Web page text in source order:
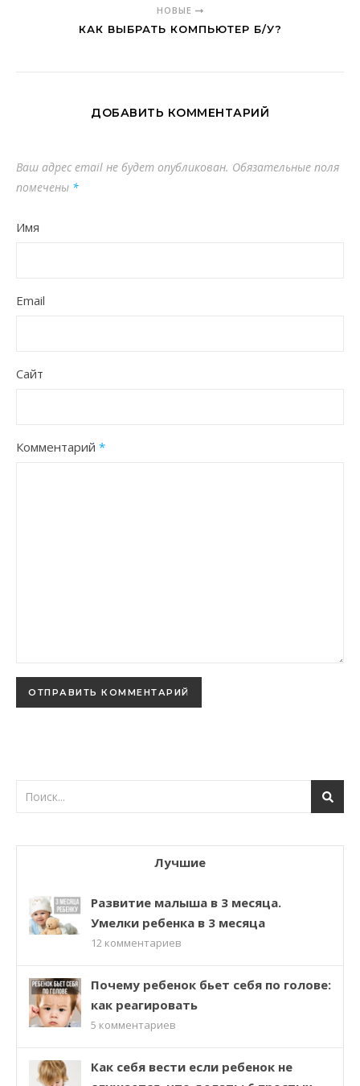
НОВЫЕ
КАК ВЫБРАТЬ КОМПЬЮТЕР Б/У?
ДОБАВИТЬ КОММЕНТАРИЙ
Ваш адрес email не будет опубликован. Обязательные поля
помечены *
Имя
Email
Сайт
Комментарий *
Лучшие
Развитие малыша в 3 месяца.
Умелки ребенка в 3 месяца
12 комментариев
Почему ребенок бьет себя по голове:
как реагировать
5 комментариев
Как себя вести если ребенок не